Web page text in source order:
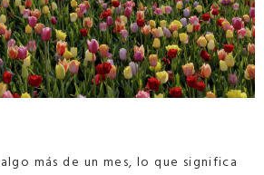
más de un mes, lo que significa